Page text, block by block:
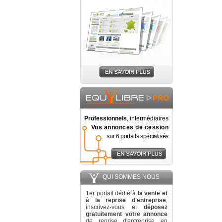
Professionnels, intermédiaires
Vos annonces de cession
sur 6 portails spécialisés
QUI SOMMES NOUS
1er portail dédié à la vente et
à la reprise d'entreprise,
inscrivez-vous et déposez
gratuitement votre annonce